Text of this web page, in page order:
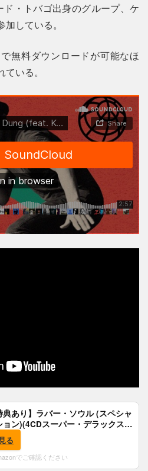
ド・トバゴ出身のグループ、ケ
している。
無料ダウンロードが可能なほ
いる。
典あり】ラバー・ソウル (スペシャ
ョン)(4CDスーパー・デラックス)
盤)(SHM-CD)(特典:B2ポスター付)
る
でご確認ください